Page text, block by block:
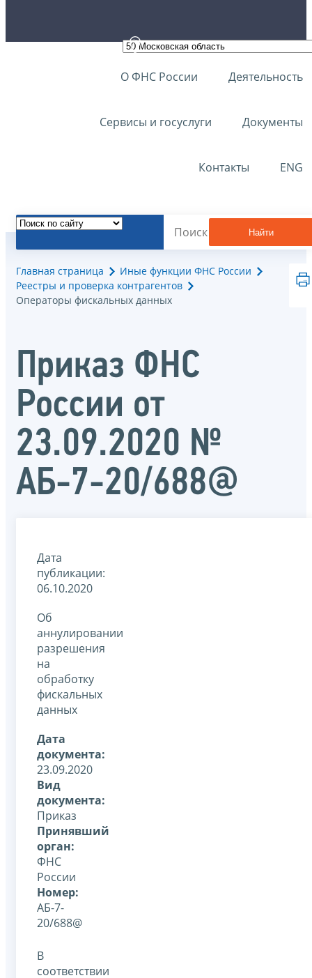
О ФНС России Деятельность
Сервисы и госуслуги Документы
Контакты ENG
Найти
Главная страница
Иные функции ФНС России
Реестры и проверка контрагентов
Операторы фискальных данных
Приказ ФНС
России от
23.09.2020 №
АБ-7-20/688@
Дата
публикации:
06.10.2020
Об
аннулировании
разрешения
на
обработку
фискальных
данных
Дата
документа:
23.09.2020
Вид
документа:
Приказ
Принявший
орган:
ФНС
России
Номер:
АБ-7-
20/688@
В
соответствии